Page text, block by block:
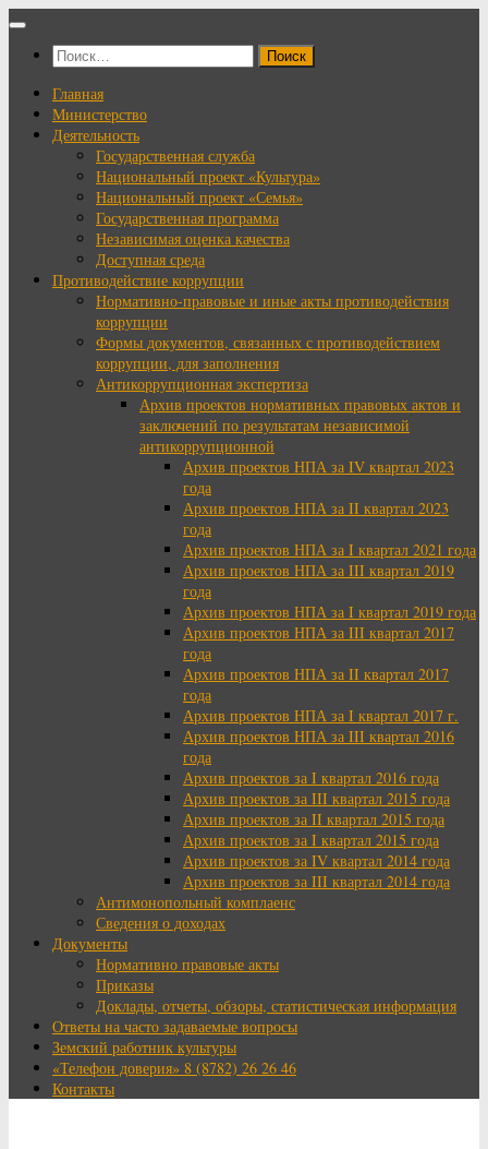
Перейти
содержимому
Найти:
Главная
Министерство
Деятельность
Государственная служба
Национальный проект «Культура»
Национальный проект «Семья»
Государственная программа
Независимая оценка качества
Доступная среда
Противодействие коррупции
Нормативно-правовые и иные акты противодействия
коррупции
Формы документов, связанных с противодействием
коррупции, для заполнения
Антикоррупционная экспертиза
Архив проектов нормативных правовых актов и
заключений по результатам независимой
антикоррупционной
Архив проектов НПА за IV квартал 2023
года
Архив проектов НПА за II квартал 2023
года
Архив проектов НПА за I квартал 2021 года
Архив проектов НПА за III квартал 2019
года
Архив проектов НПА за I квартал 2019 года
Архив проектов НПА за III квартал 2017
года
Архив проектов НПА за II квартал 2017
года
Архив проектов НПА за I квартал 2017 г.
Архив проектов НПА за III квартал 2016
года
Архив проектов за I квартал 2016 года
Архив проектов за III квартал 2015 года
Архив проектов за II квартал 2015 года
Архив проектов за I квартал 2015 года
Архив проектов за IV квартал 2014 года
Архив проектов за III квартал 2014 года
Антимонопольный комплаенс
Сведения о доходах
Документы
Нормативно правовые акты
Приказы
Доклады, отчеты, обзоры, статистическая информация
Ответы на часто задаваемые вопросы
Земский работник культуры
«Телефон доверия» 8 (8782) 26 26 46
Контакты